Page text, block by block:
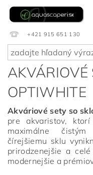
+421 915 651 130
AKVÁRIOVÉ
OPTIWHITE
Akváriové sety so
pre akvaristov,
maximálne
čírejšiemu sklu
prirodzenejšie a
modernejšie a